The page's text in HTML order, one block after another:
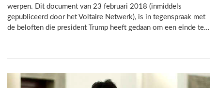
werpen. Dit document van 23 februari 2018 (inmiddels
gepubliceerd door het Voltaire Netwerk), is in tegenspraak met
de beloften die president Trump heeft gedaan om een einde te…